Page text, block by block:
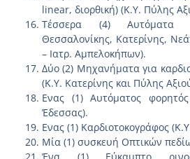
linear, διορθική) (Κ.Υ. Πύλης
Τέσσερα (4) Αυτόματα
Θεσσαλονίκης, Κατερίνης,
– Ιατρ. Αμπελοκήπων).
Δύο (2) Μηχανήματα για
(Κ.Υ. Κατερίνης και Πύλης
Ενας (1) Αυτόματος
Έδεσσας).
Ενας (1) Καρδιοτοκογράφος
Μία (1) συσκευή Οπτικών